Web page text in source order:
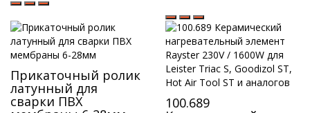
Прикаточный ролик
латунный для
сварки ПВХ 100.689